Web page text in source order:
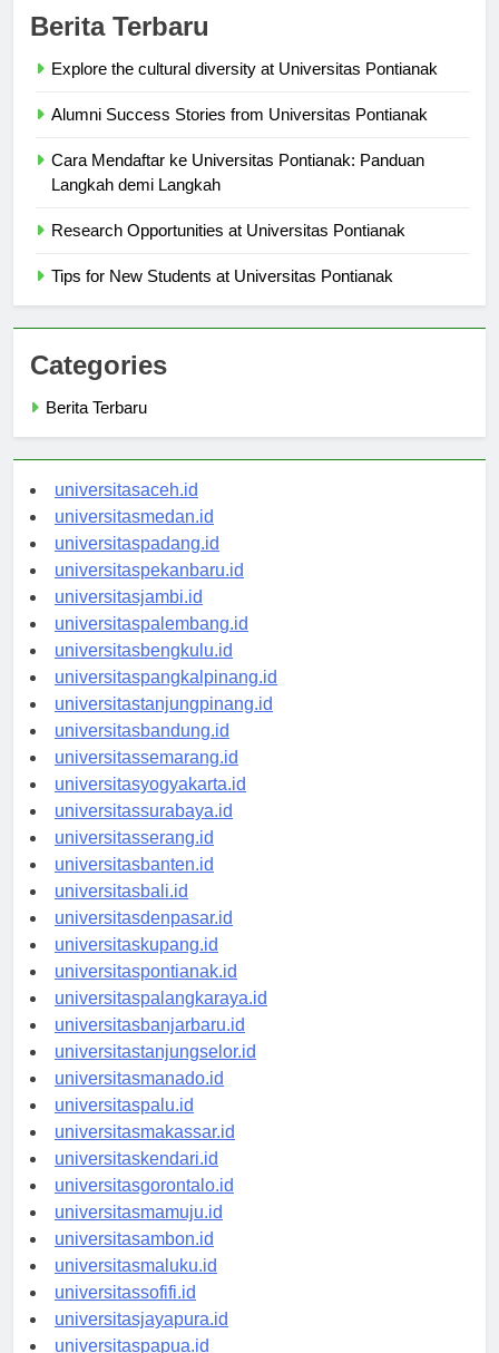
Cara Mendaftar ke Universitas Pontianak: Panduan
Categories
universitasaceh.id
universitasmedan.id
universitaspadang.id
universitaspekanbaru.id
universitasjambi.id
universitaspalembang.id
universitasbengkulu.id
universitaspangkalpinang.id
universitastanjungpinang.id
universitasbandung.id
universitassemarang.id
universitasyogyakarta.id
universitassurabaya.id
universitasserang.id
universitasbanten.id
universitasbali.id
universitasdenpasar.id
universitaskupang.id
universitaspontianak.id
universitaspalangkaraya.id
universitasbanjarbaru.id
universitastanjungselor.id
universitasmanado.id
universitaspalu.id
universitasmakassar.id
universitaskendari.id
universitasgorontalo.id
universitasmamuju.id
universitasambon.id
universitasmaluku.id
universitassofifi.id
universitasjayapura.id